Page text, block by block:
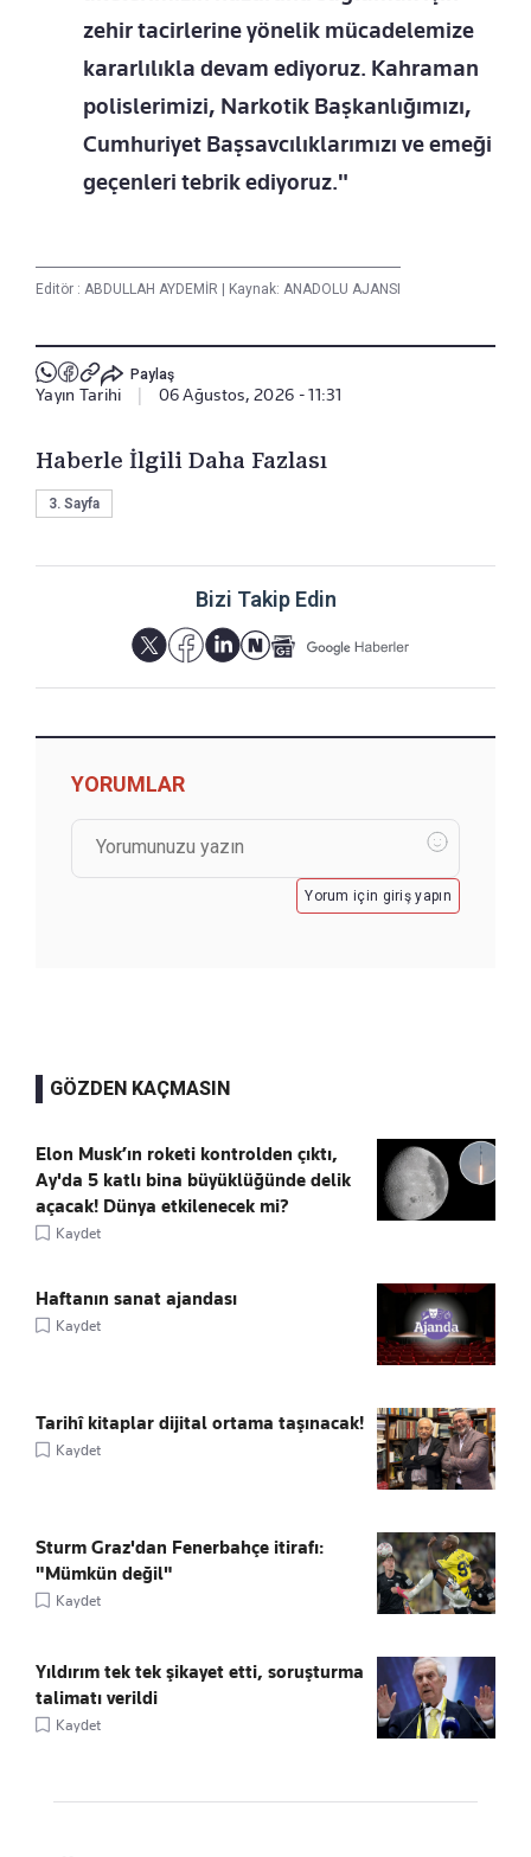
zehir tacirlerine yönelik mücadelemize
kararlılıkla devam ediyoruz. Kahraman
polislerimizi, Narkotik Başkanlığımızı,
Cumhuriyet Başsavcılıklarımızı ve emeği
geçenleri tebrik ediyoruz."
Editör : ABDULLAH AYDEMİR Kaynak: ANADOLU AJANSI
Paylaş
Yayın Tarihi 06 Ağustos, 2026 - 11:31
Haberle İlgili Daha Fazlası
3. Sayfa
Bizi Takip Edin
YORUMLAR
Yorum için giriş yapın
GÖZDEN KAÇMASIN
Elon Musk’ın roketi kontrolden çıktı,
Ay'da 5 katlı bina büyüklüğünde delik
açacak! Dünya etkilenecek mi?
Kaydet
Haftanın sanat ajandası
Kaydet
Tarihî kitaplar dijital ortama taşınacak!
Kaydet
Sturm Graz'dan Fenerbahçe itirafı:
"Mümkün değil"
Kaydet
Yıldırım tek tek şikayet etti, soruşturma
talimatı verildi
Kaydet